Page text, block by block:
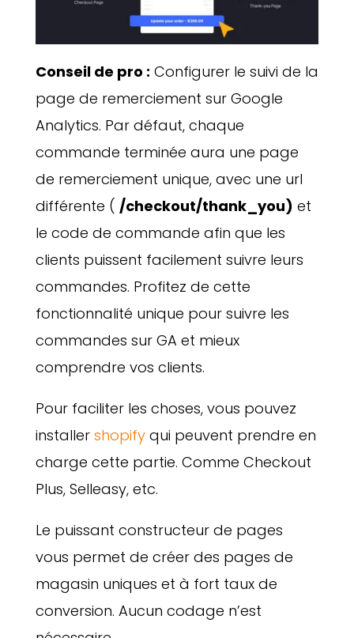
Conseil de pro : Configurer le suivi de la
page de remerciement sur Google
Analytics. Par défaut, chaque
commande terminée aura une page
de remerciement unique, avec une url
différente ( /checkout/thank_you) et
le code de commande afin que les
clients puissent facilement suivre leurs
commandes. Profitez de cette
fonctionnalité unique pour suivre les
commandes sur GA et mieux
comprendre vos clients.
Pour faciliter les choses, vous pouvez
installer shopifyqui peuvent prendre en
charge cette partie. Comme Checkout
Plus, Selleasy, etc.
Le puissant constructeur de pages
vous permet de créer des pages de
magasin uniques et à fort taux de
conversion. Aucun codage n’est